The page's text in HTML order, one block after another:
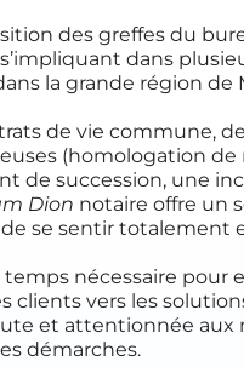
des greffes du
dans
la grande région de
de vie commune,
(homologation
de succession, une
Dion notaire offre un
se sentir totalement
nécessaire
clients vers les
et attentionnée
démarches.